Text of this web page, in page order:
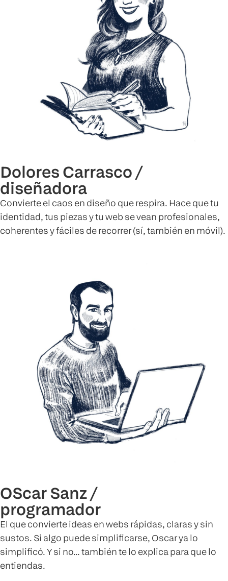
Dolores Carrasco /
diseñadora
Convierte el caos en diseño que respira. Hace que tu
identidad, tus piezas y tu web se vean profesionales,
coherentes y fáciles de recorrer (sí, también en móvil).
OScar Sanz /
programador
El que convierte ideas en webs rápidas, claras y sin
sustos. Si algo puede simplificarse, Oscar ya lo
simplificó. Y si no… también te lo explica para que lo
entiendas.